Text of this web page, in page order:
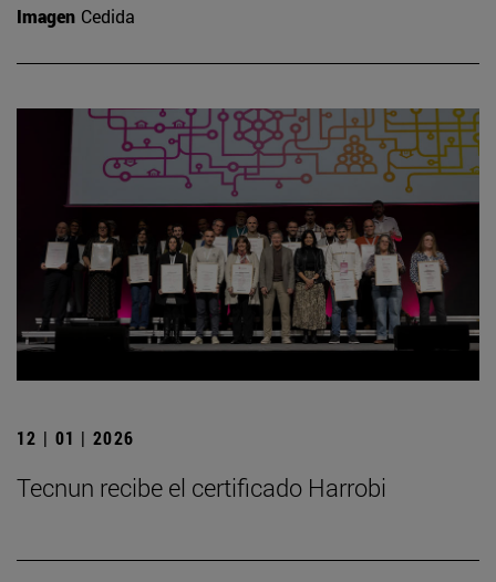
Imagen Cedida
12 | 01 | 2026
Tecnun recibe el certificado Harrobi